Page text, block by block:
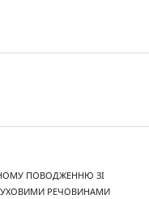
ПОВОДЖЕННЮ ЗІ
РЕЧОВИНАМИ